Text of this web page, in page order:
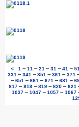
<
1 – 11 – 21 – 31 – 41 – 51
331 – 341 – 351 – 361 – 371
– 651 – 661 – 671 – 681 –
817– 818– 819– 820– 821
1037– 1047– 1057– 1067